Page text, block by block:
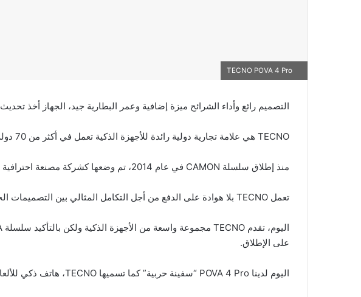
التصميم رائع وأداء الشرائح ميزة إضافية وعمر البطارية جيد، الجهاز أخذ تحديث OTA ويبدو ممتاز.
TECNO هي علامة تجارية دولية رائدة للأجهزة الذكية تعمل في أكثر من 70 دولة حول العالم.
منذ إطلاق سلسلة CAMON في عام 2014، تم وضعها كشركة مصنعة احترافية للكاميرات بتصميم أنيق وأنيق.
تعمل TECNO بلا هوادة على الدفع من أجل التكامل المثالي بين التصميمات الجمالية والأنيقة مع التكنولوجيا المبتكرة.
على الإطلاق.
اليوم لدينا POVA 4 Pro “سفينة حربية” كما تسميها TECNO، هاتف ذكي للألعاب ذو الميزانية المحدودة للجماهير.